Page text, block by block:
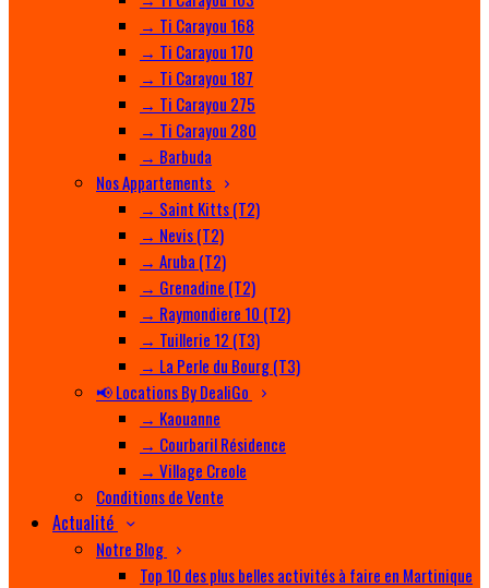
→ Ti Carayou 168
→ Ti Carayou 170
→ Ti Carayou 187
→ Ti Carayou 275
→ Ti Carayou 280
→ Barbuda
Nos Appartements
→ Saint Kitts (T2)
→ Nevis (T2)
→ Aruba (T2)
→ Grenadine (T2)
→ Raymondiere 10 (T2)
→ Tuillerie 12 (T3)
→ La Perle du Bourg (T3)
📢 Locations By DealiGo
→ Kaouanne
→ Courbaril Résidence
→ Village Creole
Conditions de Vente
Actualité
Notre Blog
Top 10 des plus belles activités à faire en Martinique